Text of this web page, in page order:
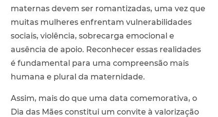
maternas devem ser romantizadas, uma vez que
muitas mulheres enfrentam vulnerabilidades
sociais, violência, sobrecarga emocional e
ausência de apoio. Reconhecer essas realidades
é fundamental para uma compreensão mais
humana e plural da maternidade.
Assim, mais do que uma data comemorativa, o
Dia das Mães constitui um convite à valorização